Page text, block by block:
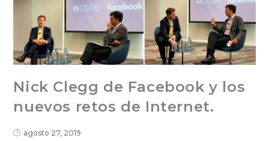
Nick Clegg de Facebook y los
nuevos retos de Internet.
agosto 27, 2019